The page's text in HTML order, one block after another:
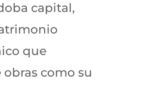
capital,
que
como su